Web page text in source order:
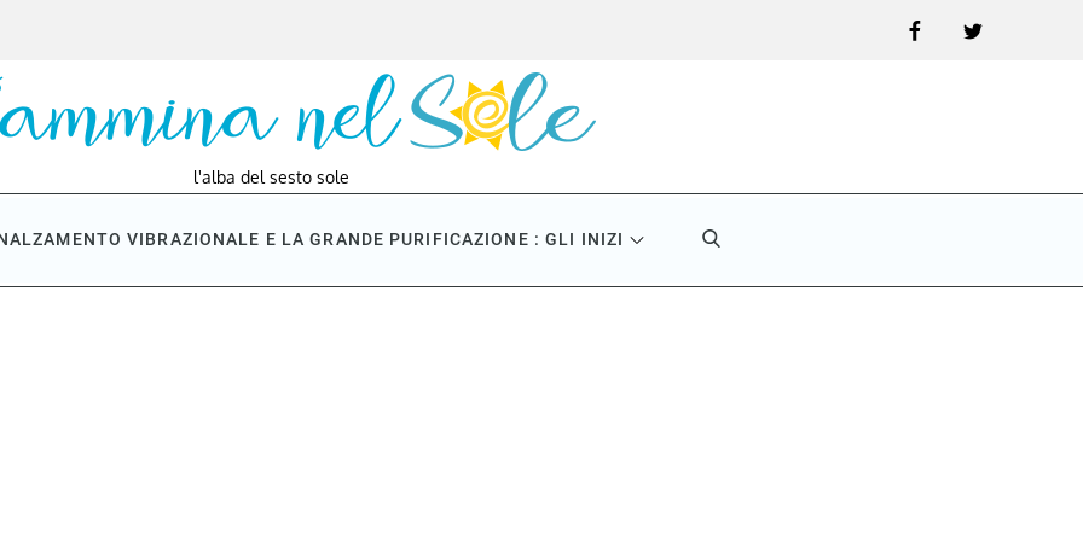
FacebookTwitter
l'alba del sesto sole
VIBRAZIONALE E LA GRANDE PURIFICAZIONE : GLI INIZI